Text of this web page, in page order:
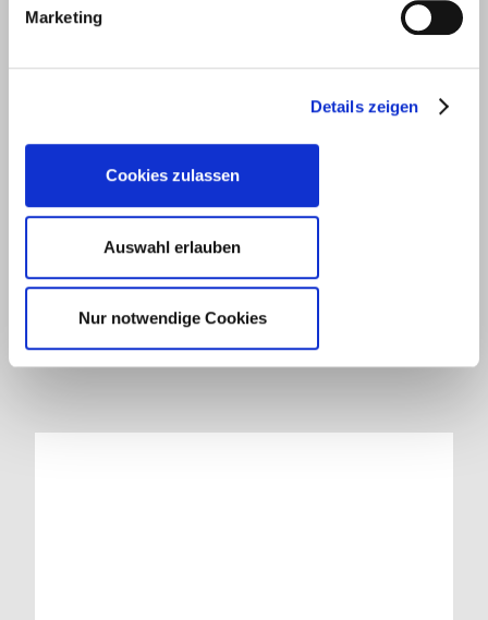
Marketing
Details zeigen
Cookies zulassen
Auswahl erlauben
Nur notwendige Cookies
David Herrmann, Vellberg
Die perfekte Kapitalanlage.
Weiterlesen